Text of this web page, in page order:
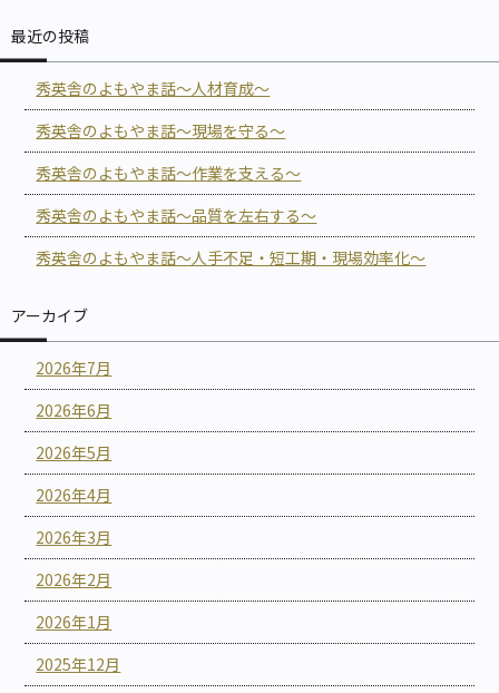
最近の投稿
秀英舎のよもやま話～人材育成～
秀英舎のよもやま話～現場を守る～
秀英舎のよもやま話～作業を支える～
秀英舎のよもやま話～品質を左右する～
秀英舎のよもやま話～人手不足・短工期・現場効率化～
アーカイブ
2026年7月
2026年6月
2026年5月
2026年4月
2026年3月
2026年2月
2026年1月
2025年12月